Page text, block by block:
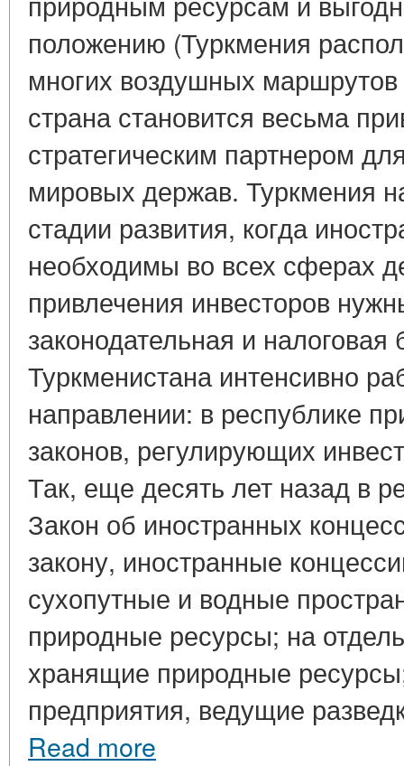
положению (Туркмения
многих воздушных
страна становится весьма
стратегическим партнером
мировых держав. Туркмения
стадии развития, когда
необходимы во всех сферах
привлечения инвесторов
законодательная и
Туркменистана интенсивно
направлении: в республике
законов, регулирующих
Так, еще десять лет назад в
Закон об иностранных
закону, иностранные
сухопутные и водные
природные ресурсы; на
хранящие природные
предприятия, ведущие
Read more